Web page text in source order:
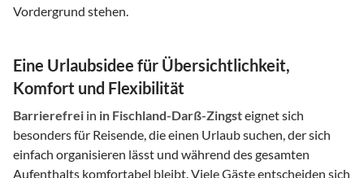
Vordergrund stehen.
Eine Urlaubsidee für Übersichtlichkeit,
Komfort und Flexibilität
Barrierefrei in in Fischland-Darß-Zingsteignet sich
besonders für Reisende, die einen Urlaub suchen, der sich
einfach organisieren lässt und während des gesamten
Aufenthalts komfortabel bleibt. Viele Gäste entscheiden sich